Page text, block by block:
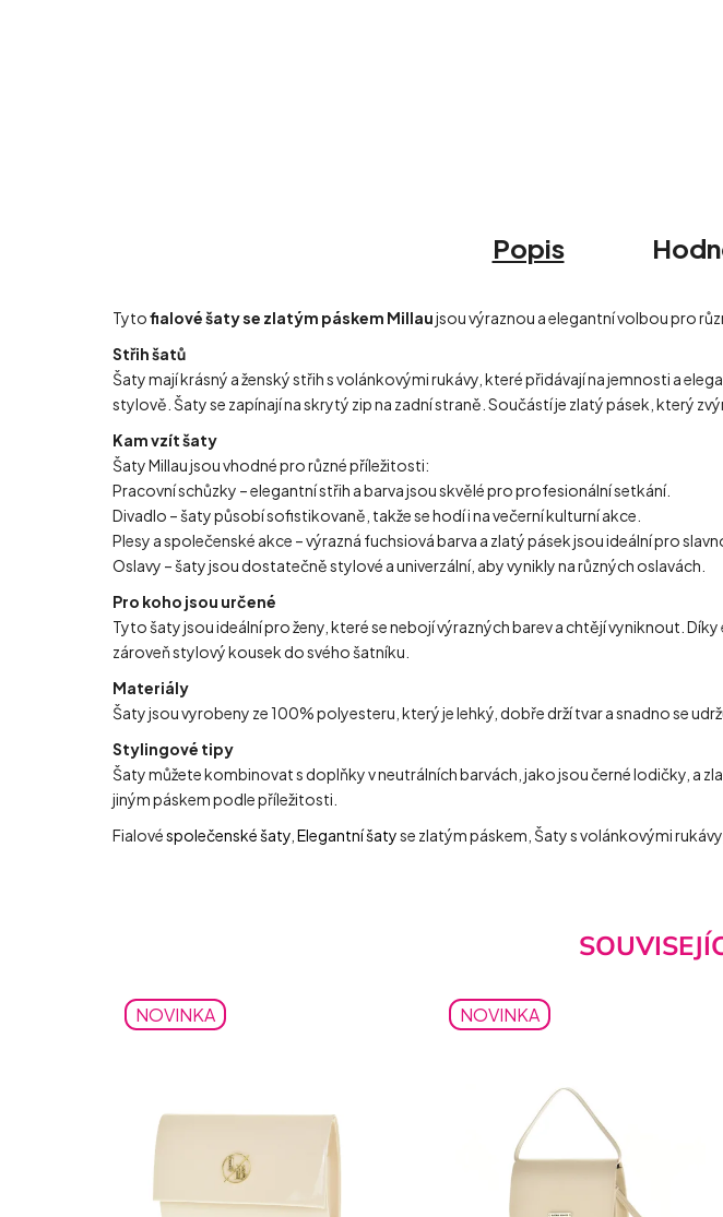
Popis
Tytofialové šaty se zlatým páskem Millaujsou výraznou a elegantní volbou pro
Střih šatů
Šaty mají krásný a ženský střih s volánkovými rukávy, které přidávají na jemnosti a
stylově. Šaty se zapínají na skrytý zip na zadní straně. Součástí je zlatý pásek, který
Kam vzít šaty
Šaty Millau jsou vhodné pro různé příležitosti:
Pracovní schůzky – elegantní střih a barva jsou skvělé pro profesionální setkání.
Divadlo – šaty působí sofistikovaně, takže se hodí i na večerní kulturní akce.
Plesy a společenské akce – výrazná fuchsiová barva a zlatý pásek jsou ideální pro
Oslavy – šaty jsou dostatečně stylové a univerzální, aby vynikly na různých oslavách.
Pro koho jsou určené
Tyto šaty jsou ideální pro ženy, které se nebojí výrazných barev a chtějí vyniknout.
zároveň stylový kousek do svého šatníku.
Materiály
Šaty jsou vyrobeny ze 100% polyesteru, který je lehký, dobře drží tvar a snadno se
Stylingové tipy
Šaty můžete kombinovat s doplňky v neutrálních barvách, jako jsou černé lodičky, a
jiným páskem podle příležitosti.
Fialovéspolečenské šaty Elegantní šatyse zlatým páskem, Šaty s volánkovými
NOVINKA NOVINKA